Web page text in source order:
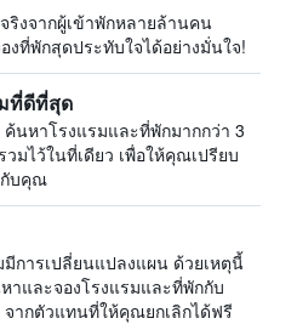
งจากผู้เข้าพักหลายล้านคน
งที่พักสุดประทับใจได้อย่างมั่นใจ!
ที่ดีที่สุด
ค้นหาโรงแรมและที่พักมากกว่า 3
มไว้ในที่เดียว เพื่อให้คุณเปรียบ
กับคุณ
มีการเปลี่ยนแปลงแผน ด้วยเหตุนี้
าและจองโรงแรมและที่พักกับ
จากตัวแทนที่ให้คุณยกเลิกได้ฟรี